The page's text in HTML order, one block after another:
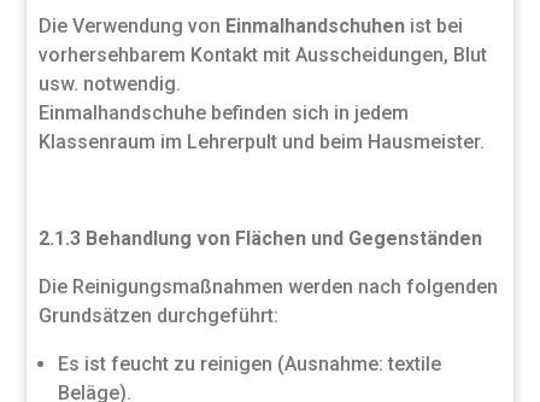
Die Verwendung von Einmalhandschuhen ist bei
vorhersehbarem Kontakt mit Ausscheidungen, Blut
usw. notwendig.
Einmalhandschuhe befinden sich in jedem
Klassenraum im Lehrerpult und beim Hausmeister.
2.1.3 Behandlung von Flächen und Gegenständen
Die Reinigungsmaßnahmen werden nach folgenden
Grundsätzen durchgeführt:
Es ist feucht zu reinigen (Ausnahme: textile
Beläge).